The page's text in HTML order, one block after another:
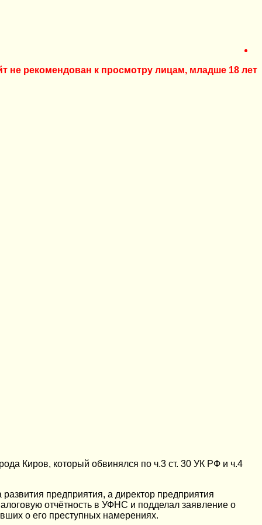
не рекомендован к просмотру лицам, младше 18 лет
Киров, который обвинялся по ч.3 ст. 30 УК РФ и ч.4
предприятия, а директор предприятия
отчётность в УФНС и подделал заявление о
о его преступных намерениях.